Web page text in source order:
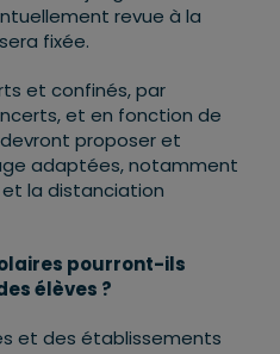
revue à la
fixée.
et confinés, par
et en fonction de
proposer et
adaptées, notamment
et la distanciation
pourront-ils
élèves ?
et des établissements